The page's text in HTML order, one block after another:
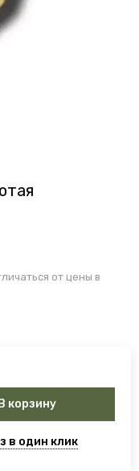
от цены в
В корзину
в один клик